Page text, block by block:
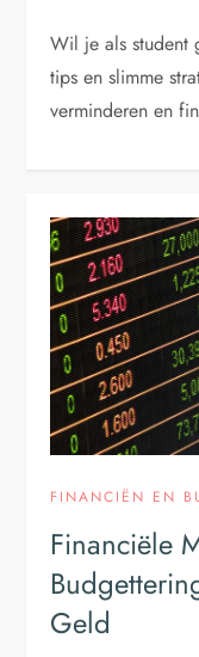
Wil je als student
tips en slimme
verminderen en
FINANCIËN EN
Financiële
Geld